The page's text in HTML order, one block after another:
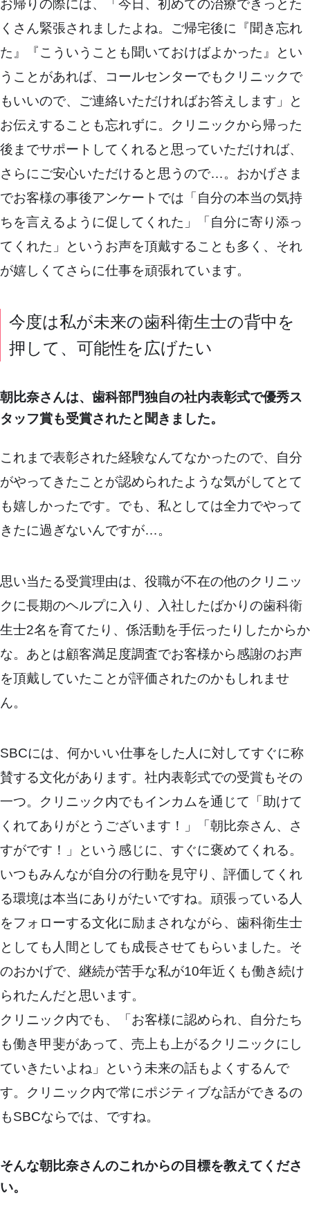
お帰りの際には、「今日、初めての治療できっとた
くさん緊張されましたよね。ご帰宅後に『聞き忘れ
た』『こういうことも聞いておけばよかった』とい
うことがあれば、コールセンターでもクリニックで
もいいので、ご連絡いただければお答えします」と
お伝えすることも忘れずに。クリニックから帰った
後までサポートしてくれると思っていただければ、
さらにご安心いただけると思うので…。おかげさま
でお客様の事後アンケートでは「自分の本当の気持
ちを言えるように促してくれた」「自分に寄り添っ
てくれた」というお声を頂戴することも多く、それ
が嬉しくてさらに仕事を頑張れています。
今度は私が未来の歯科衛生士の背中を
押して、可能性を広げたい
朝比奈さんは、歯科部門独自の社内表彰式で優秀ス
タッフ賞も受賞されたと聞きました。
これまで表彰された経験なんてなかったので、自分
がやってきたことが認められたような気がしてとて
も嬉しかったです。でも、私としては全力でやって
きたに過ぎないんですが…。
思い当たる受賞理由は、役職が不在の他のクリニッ
クに長期のヘルプに入り、入社したばかりの歯科衛
生士2名を育てたり、係活動を手伝ったりしたからか
な。あとは顧客満足度調査でお客様から感謝のお声
を頂戴していたことが評価されたのかもしれませ
ん。
SBCには、何かいい仕事をした人に対してすぐに称
賛する文化があります。社内表彰式での受賞もその
一つ。クリニック内でもインカムを通じて「助けて
くれてありがとうございます！」「朝比奈さん、さ
すがです！」という感じに、すぐに褒めてくれる。
いつもみんなが自分の行動を見守り、評価してくれ
る環境は本当にありがたいですね。頑張っている人
をフォローする文化に励まされながら、歯科衛生士
としても人間としても成長させてもらいました。そ
のおかげで、継続が苦手な私が10年近くも働き続け
られたんだと思います。
クリニック内でも、「お客様に認められ、自分たち
も働き甲斐があって、売上も上がるクリニックにし
ていきたいよね」という未来の話もよくするんで
す。クリニック内で常にポジティブな話ができるの
もSBCならでは、ですね。
そんな朝比奈さんのこれからの目標を教えてくださ
い。